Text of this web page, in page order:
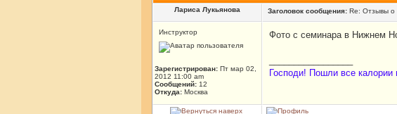
Лариса Лукьянова Заголовок сообщения: Re: Отзывы о
Инструктор
Зарегистрирован: Пт мар 02,
2012 11:00 am
Сообщений: 12
Откуда: Москва
Фото с семинара в Нижнем
Господи! Пошли все калории